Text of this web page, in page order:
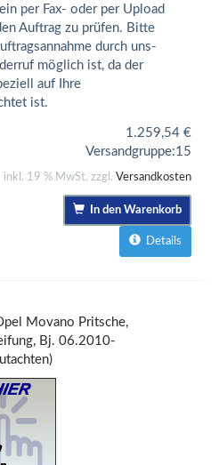
per Fax- oder per Upload
Auftrag zu prüfen. Bitte
durch uns-
möglich ist, da der
auf Ihre
ist.
1.259,54 €
Versandgruppe:15
inkl. 19 % MwSt. zzgl. Versandkosten
In den Warenkorb
Details
Movano Pritsche,
Bj. 06.2010-